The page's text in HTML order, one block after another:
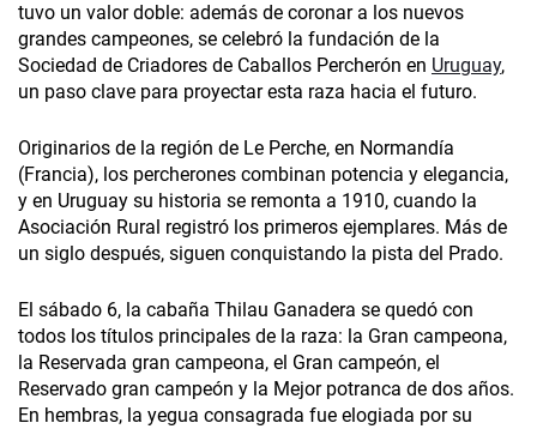
tuvo un valor doble: además de coronar a los nuevos
grandes campeones, se celebró la fundación de la
Sociedad de Criadores de Caballos Percherón en Uruguay,
un paso clave para proyectar esta raza hacia el futuro.
Originarios de la región de Le Perche, en Normandía
(Francia), los percherones combinan potencia y elegancia,
y en Uruguay su historia se remonta a 1910, cuando la
Asociación Rural registró los primeros ejemplares. Más de
un siglo después, siguen conquistando la pista del Prado.
El sábado 6, la cabaña Thilau Ganadera se quedó con
todos los títulos principales de la raza: la Gran campeona,
la Reservada gran campeona, el Gran campeón, el
Reservado gran campeón y la Mejor potranca de dos años.
En hembras, la yegua consagrada fue elogiada por su